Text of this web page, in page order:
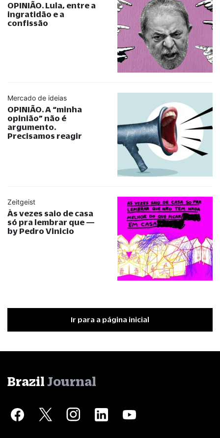
OPINIÃO. Lula, entre a
ingratidão e a
confissão
Mercado de ideias
OPINIÃO. A “minha
opinião” não é
argumento.
Precisamos reagir
Zeitgeist
Às vezes saio de casa
só pra lembrar que —
by Pedro Vinicio
Ir para a página inicial
Brazil Journal